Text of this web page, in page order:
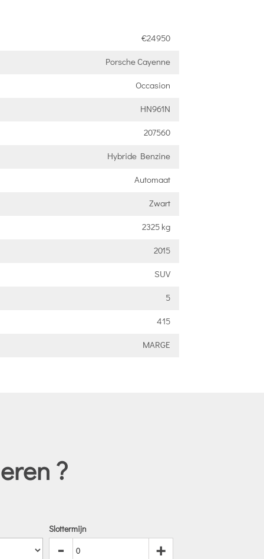
€24950
Porsche Cayenne
Occasion
HN961N
207560
Hybride Benzine
Automaat
Zwart
2325 kg
2015
SUV
5
415
MARGE
?
Slottermijn
- +